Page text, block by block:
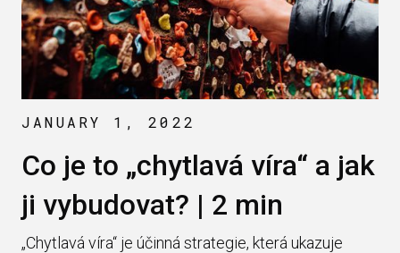
JANUARY 1, 2022
Co je to „chytlavá víra“ a jak
ji vybudovat? | 2 min
„Chytlavá víra“ je účinná strategie, která ukazuje